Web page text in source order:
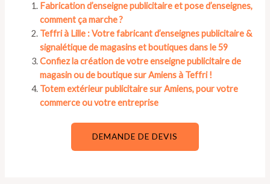
Fabrication d’enseigne publicitaire et pose d’enseignes,
comment ça marche ?
Teffri à Lille : Votre fabricant d’enseignes publicitaire &
signalétique de magasins et boutiques dans le 59
Confiez la création de votre enseigne publicitaire de
magasin ou de boutique sur Amiens à Teffri !
Totem extérieur publicitaire sur Amiens, pour votre
commerce ou votre entreprise
DEMANDE DE DEVIS